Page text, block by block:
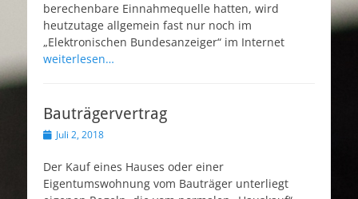
berechenbare Einnahmequelle hatten, wird
heutzutage allgemein fast nur noch im
„Elektronischen Bundesanzeiger“ im Internet
weiterlesen…
Bauträgervertrag
Veröffentlicht
Juli 2, 2018
Der Kauf eines Hauses oder einer
Eigentumswohnung vom Bauträger unterliegt